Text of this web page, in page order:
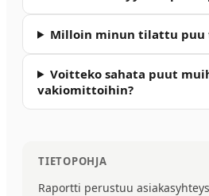
Milloin minun tilattu puu
Voitteko sahata puut
vakiomittoihin?
TIETOPOHJA
Raportti perustuu